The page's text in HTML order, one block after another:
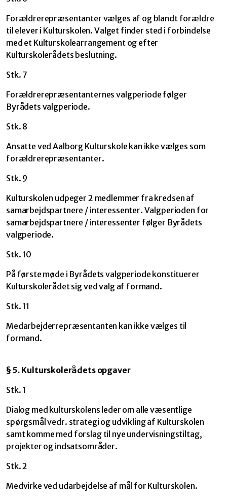
Forældrerepræsentanter vælges af og blandt forældre
til elever i Kulturskolen. Valget finder sted i forbindelse
med et Kulturskolearrangement og efter
Kulturskolerådets beslutning.
Stk. 7
Forældrerepræsentanternes valgperiode følger
Byrådets valgperiode.
Stk. 8
Ansatte ved Aalborg Kulturskole kan ikke vælges som
forældrerepræsentanter.
Stk. 9
Kulturskolen udpeger 2 medlemmer fra kredsen af
samarbejdspartnere / interessenter. Valgperioden for
samarbejdspartnere / interessenter følger Byrådets
valgperiode.
Stk. 10
På første møde i Byrådets valgperiode konstituerer
Kulturskolerådet sig ved valg af formand.
Stk. 11
Medarbejderrepræsentanten kan ikke vælges til
formand.
§ 5. Kulturskolerådets opgaver
Stk. 1
Dialog med kulturskolens leder om alle væsentlige
spørgsmål vedr. strategi og udvikling af Kulturskolen
samt komme med forslag til nye undervisningstiltag,
projekter og indsatsområder.
Stk. 2
Medvirke ved udarbejdelse af mål for Kulturskolen.